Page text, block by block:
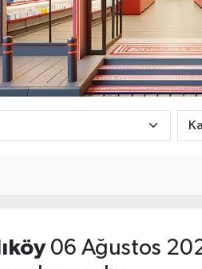
06 Ağustos